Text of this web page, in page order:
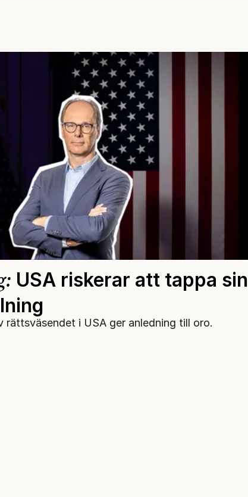
USA riskerar att tappa sin
rättsväsendet i USA ger anledning till oro.